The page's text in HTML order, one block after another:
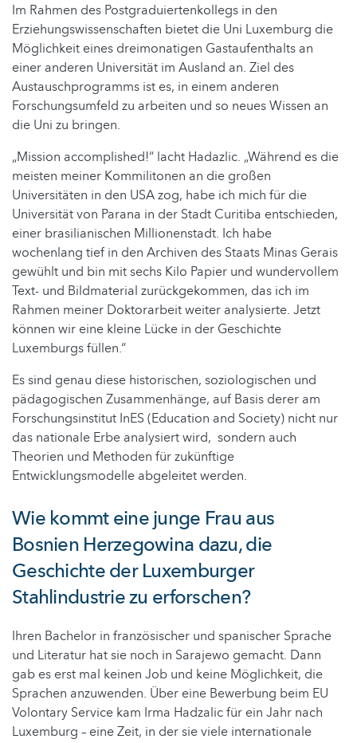
Im Rahmen des Postgraduiertenkollegs in den
Erziehungswissenschaften bietet die Uni Luxemburg die
Möglichkeit eines dreimonatigen Gastaufenthalts an
einer anderen Universität im Ausland an. Ziel des
Austauschprogramms ist es, in einem anderen
Forschungsumfeld zu arbeiten und so neues Wissen an
die Uni zu bringen.
„Mission accomplished!“ lacht Hadazlic. „Während es die
meisten meiner Kommilitonen an die großen
Universitäten in den USA zog, habe ich mich für die
Universität von Parana in der Stadt Curitiba entschieden,
einer brasilianischen Millionenstadt. Ich habe
wochenlang tief in den Archiven des Staats Minas Gerais
gewühlt und bin mit sechs Kilo Papier und wundervollem
Text- und Bildmaterial zurückgekommen, das ich im
Rahmen meiner Doktorarbeit weiter analysierte. Jetzt
können wir eine kleine Lücke in der Geschichte
Luxemburgs füllen.“
Es sind genau diese historischen, soziologischen und
pädagogischen Zusammenhänge, auf Basis derer am
Forschungsinstitut InES (Education and Society) nicht nur
das nationale Erbe analysiert wird, sondern auch
Theorien und Methoden für zukünftige
Entwicklungsmodelle abgeleitet werden.
Wie kommt eine junge Frau aus
Bosnien Herzegowina dazu, die
Geschichte der Luxemburger
Stahlindustrie zu erforschen?
Ihren Bachelor in französischer und spanischer Sprache
und Literatur hat sie noch in Sarajewo gemacht. Dann
gab es erst mal keinen Job und keine Möglichkeit, die
Sprachen anzuwenden. Über eine Bewerbung beim EU
Volontary Service kam Irma Hadzalic für ein Jahr nach
Luxemburg – eine Zeit, in der sie viele internationale